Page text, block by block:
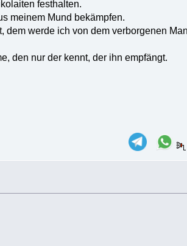
festhalten.
meinem Mund bekämpfen.
dem werde ich von dem verborgenen
den nur der kennt, der ihn empfängt.